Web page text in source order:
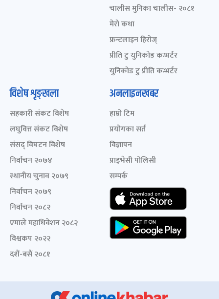
चालीस मुनिका चालीस- २०८१
मेरो कथा
फ्रन्टलाइन हिरोज्
प्रीति टु युनिकोड कन्भर्टर
युनिकोड टु प्रीति कन्भर्टर
विशेष शृङ्खला
सहकारी संकट विशेष
लघुवित्त संकट विशेष
संसद् विघटन विशेष
निर्वाचन २०७४
स्थानीय चुनाव २०७९
निर्वाचन २०७९
निर्वाचन २०८२
एमाले महाधिवेशन २०८२
विश्वकप २०२२
दशैं-बसैं २०८१
अनलाइनखबर
हाम्रो टिम
प्रयोगका सर्त
विज्ञापन
प्राइभेसी पोलिसी
सम्पर्क